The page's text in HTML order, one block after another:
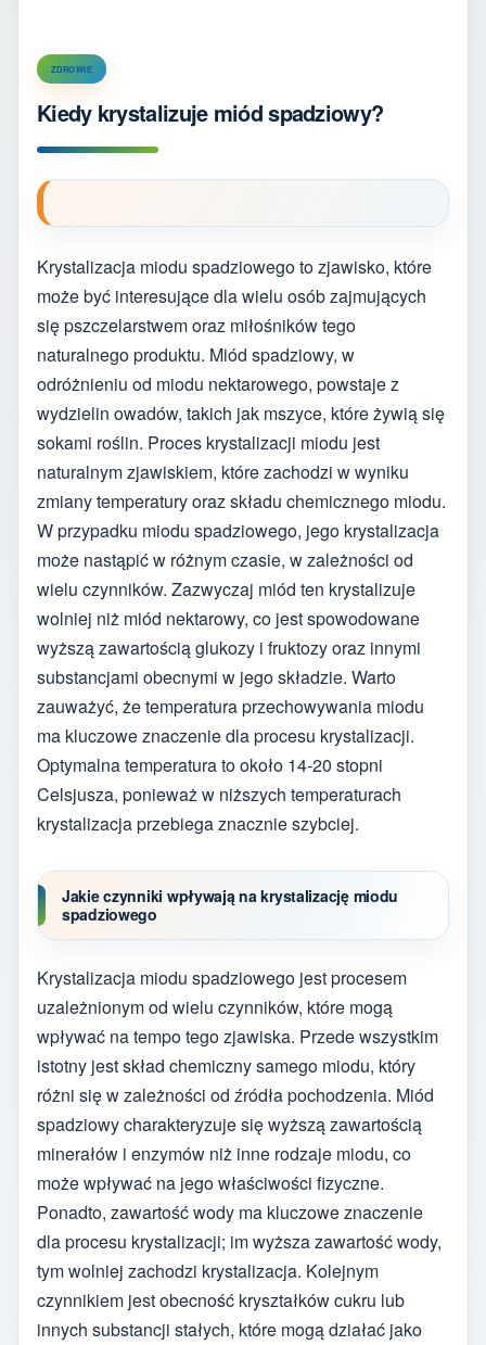
ZDROWIE
Kiedy krystalizuje miód spadziowy?
Krystalizacja miodu spadziowego to zjawisko, które
może być interesujące dla wielu osób zajmujących
się pszczelarstwem oraz miłośników tego
naturalnego produktu. Miód spadziowy, w
odróżnieniu od miodu nektarowego, powstaje z
wydzielin owadów, takich jak mszyce, które żywią się
sokami roślin. Proces krystalizacji miodu jest
naturalnym zjawiskiem, które zachodzi w wyniku
zmiany temperatury oraz składu chemicznego miodu.
W przypadku miodu spadziowego, jego krystalizacja
może nastąpić w różnym czasie, w zależności od
wielu czynników. Zazwyczaj miód ten krystalizuje
wolniej niż miód nektarowy, co jest spowodowane
wyższą zawartością glukozy i fruktozy oraz innymi
substancjami obecnymi w jego składzie. Warto
zauważyć, że temperatura przechowywania miodu
ma kluczowe znaczenie dla procesu krystalizacji.
Optymalna temperatura to około 14-20 stopni
Celsjusza, ponieważ w niższych temperaturach
krystalizacja przebiega znacznie szybciej.
Jakie czynniki wpływają na krystalizację miodu
spadziowego
Krystalizacja miodu spadziowego jest procesem
uzależnionym od wielu czynników, które mogą
wpływać na tempo tego zjawiska. Przede wszystkim
istotny jest skład chemiczny samego miodu, który
różni się w zależności od źródła pochodzenia. Miód
spadziowy charakteryzuje się wyższą zawartością
minerałów i enzymów niż inne rodzaje miodu, co
może wpływać na jego właściwości fizyczne.
Ponadto, zawartość wody ma kluczowe znaczenie
dla procesu krystalizacji; im wyższa zawartość wody,
tym wolniej zachodzi krystalizacja. Kolejnym
czynnikiem jest obecność kryształków cukru lub
innych substancji stałych, które mogą działać jako